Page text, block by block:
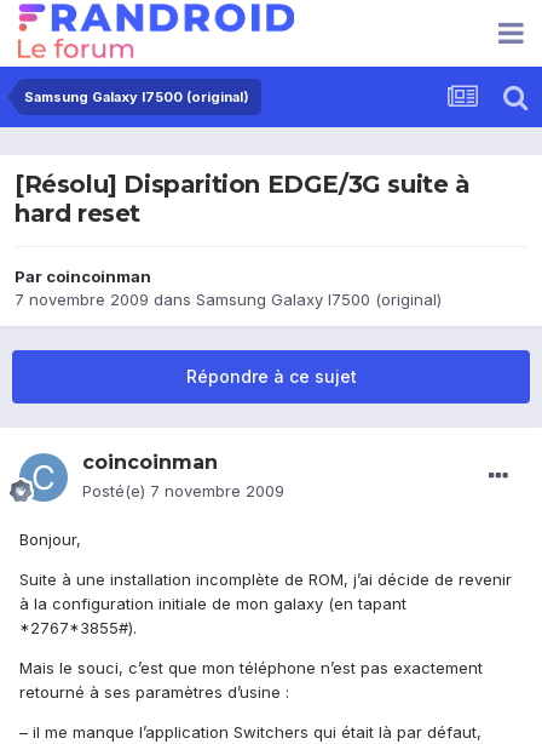
Samsung Galaxy I7500 (original)
[Résolu] Disparition EDGE/3G suite à
hard reset
Par coincoinman
7 novembre 2009 dans Samsung Galaxy I7500 (original)
Répondre à ce sujet
coincoinman
Posté(e) 7 novembre 2009
Bonjour,
Suite à une installation incomplète de ROM, j’ai décide de revenir
à la configuration initiale de mon galaxy (en tapant
*2767*3855#).
Mais le souci, c’est que mon téléphone n’est pas exactement
retourné à ses paramètres d’usine :
– il me manque l’application Switchers qui était là par défaut,